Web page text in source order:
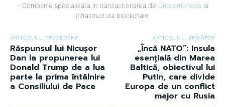
- Companie specializata in tranzactionarea de Criptomonede si
infrastructura blockchain.
ARTICOLUL PRECEDENT
Răspunsul lui Nicușor
Dan la propunerea lui
Donald Trump de a lua
parte la prima întâlnire
a Consiliului de Pace
ARTICOLUL URMĂTOR
„Încă NATO”: Insula
esențială din Marea
Baltică, obiectivul lui
Putin, care divide
Europa de un conflict
major cu Rusia